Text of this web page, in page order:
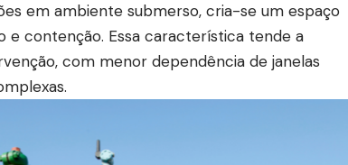
em ambiente submerso, cria-se um espaço
e contenção. Essa característica tende a
com menor dependência de janelas